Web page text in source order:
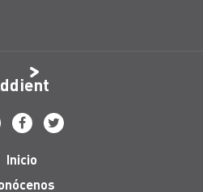
Inicio